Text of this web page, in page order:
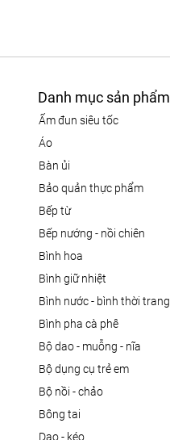
Danh mục sản phẩm
ấm đun siêu tốc
áo
bàn ủi
bảo quản thực phẩm
bếp từ
bếp nướng - nồi chiên
bình hoa
bình giữ nhiệt
bình nước - bình thời trang
bình pha cà phê
bộ dao - muỗng - nĩa
bộ dụng cụ trẻ em
bộ nồi - chảo
bông tai
dao - kéo